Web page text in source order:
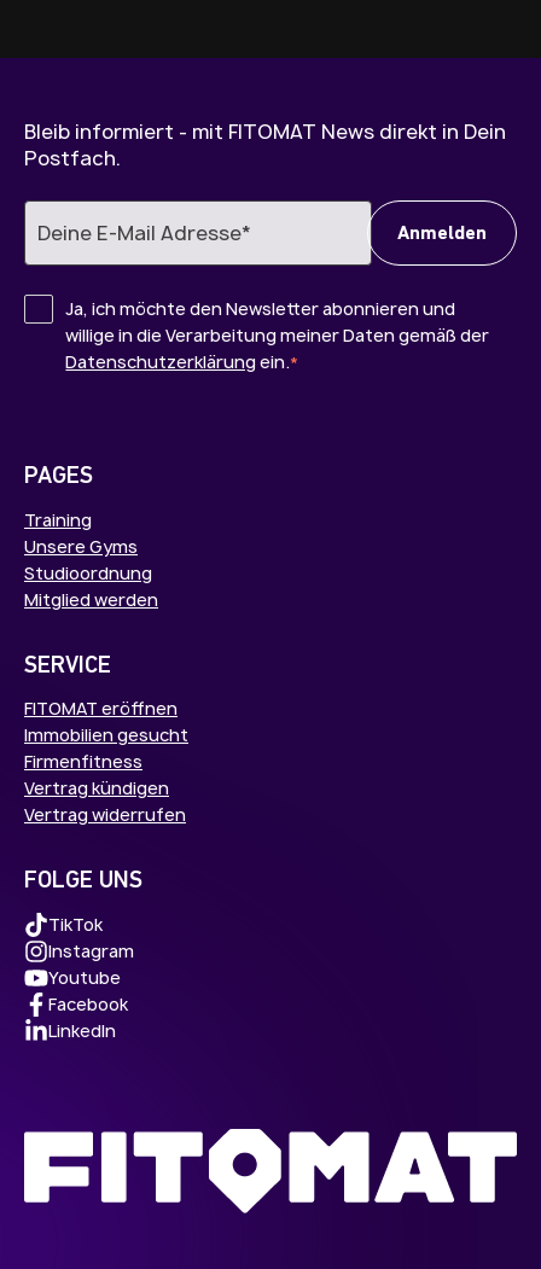
Bleib informiert - mit FITOMAT News direkt in Dein
Postfach.
Ja, ich möchte den Newsletter abonnieren und
willige in die Verarbeitung meiner Daten gemäß der
Datenschutzerklärung ein.*
PAGES
Training
Unsere Gyms
Studioordnung
Mitglied werden
SERVICE
FITOMAT eröffnen
Immobilien gesucht
Firmenfitness
Vertrag kündigen
Vertrag widerrufen
FOLGE UNS
TikTok
Instagram
Youtube
Facebook
LinkedIn